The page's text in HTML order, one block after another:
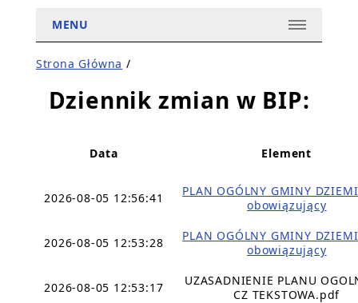
MENU
Strona Główna /
Dziennik zmian w BIP:
Data Element
2026-08-05 12:56:41
PLAN OGÓLNY GMINY
obowiązujący
2026-08-05 12:53:28
PLAN OGÓLNY GMINY
obowiązujący
2026-08-05 12:53:17
UZASADNIENIE PLANU
CZ TEKSTOWA.pdf